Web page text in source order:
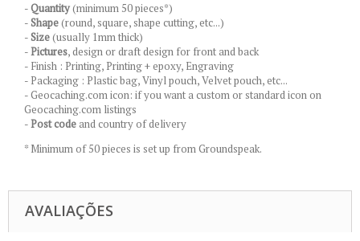
-Quantity(minimum 50 pieces*)
-Shape(round, square, shape cutting, etc...)
-Size(usually 1mm thick)
-Pictures, design or draft design for front and back
- Finish : Printing, Printing + epoxy, Engraving
- Packaging : Plastic bag, Vinyl pouch, Velvet pouch, etc...
- Geocaching.com icon: if you want a custom or standard icon on
Geocaching.com listings
-Post code and country of delivery
* Minimum of 50 pieces is set up from Groundspeak.
AVALIAÇÕES